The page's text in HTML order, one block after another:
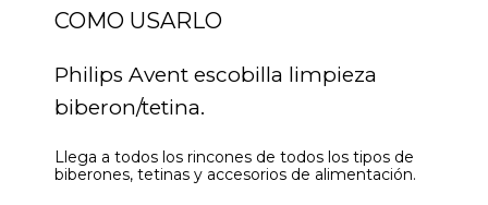
COMO USARLO
Philips Avent escobilla limpieza
biberon/tetina.
Llega a todos los rincones de todos los tipos de
biberones, tetinas y accesorios de alimentación.